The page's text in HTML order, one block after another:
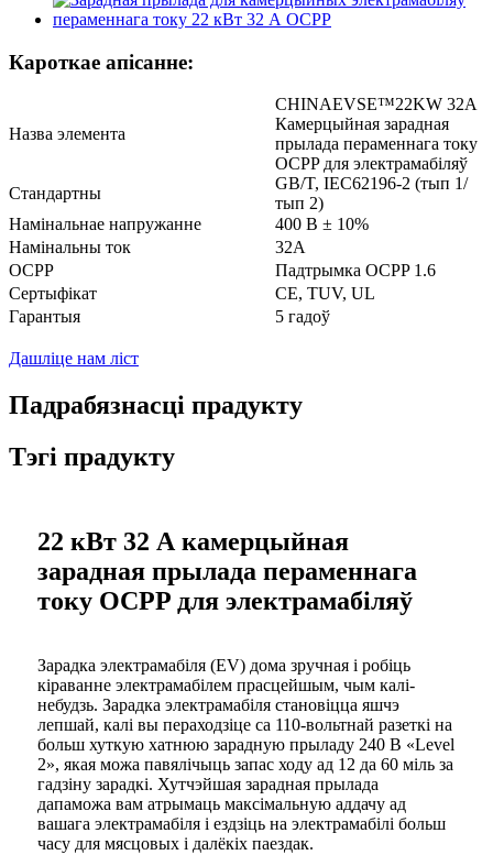
Кароткае апісанне:
Назва элемента
CHINAEVSE™️22KW 32A
Камерцыйная зарадная
прылада пераменнага току
OCPP для электрамабіляў
Стандартны
GB/T, IEC62196-2 (тып 1/
тып 2)
Намінальнае напружанне
400 В ± 10%
Намінальны ток
32А
OCPP
Падтрымка OCPP 1.6
Сертыфікат
CE, TUV, UL
Гарантыя
5 гадоў
Дашліце нам ліст
Падрабязнасці прадукту
Тэгі прадукту
22 кВт 32 А камерцыйная
зарадная прылада пераменнага
току OCPP для электрамабіляў
Зарадка электрамабіля (EV) дома зручная і робіць
кіраванне электрамабілем прасцейшым, чым калі-
небудзь. Зарадка электрамабіля становіцца яшчэ
лепшай, калі вы пераходзіце са 110-вольтнай разеткі на
больш хуткую хатнюю зарадную прыладу 240 В «Level
2», якая можа павялічыць запас ходу ад 12 да 60 міль за
гадзіну зарадкі. Хутчэйшая зарадная прылада
дапаможа вам атрымаць максімальную аддачу ад
вашага электрамабіля і ездзіць на электрамабілі больш
часу для мясцовых і далёкіх паездак.